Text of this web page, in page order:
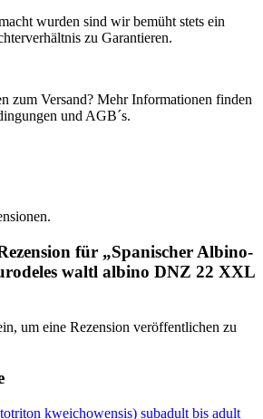
wurden sind wir bemüht stets ein
zu Garantieren.
zum Versand? Mehr Informationen finden
und AGB´s.
für „Spanischer Albino-
waltl albino DNZ 22 XXL
um eine Rezension veröffentlichen zu